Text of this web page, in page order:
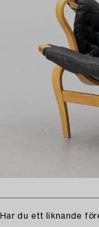
Har du ett liknande